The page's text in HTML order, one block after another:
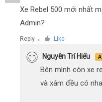
Xe Rebel 500 mới nhất
Admin?
Reply ● Like
Nguyễn Trí Hiếu
Bên mình còn xe
và xám đều có